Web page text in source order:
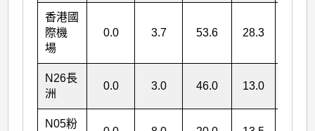
香港國
際機
場
0.0 3.7 53.6 28.3
N26長
洲
0.0 3.0 46.0 13.0
N05粉